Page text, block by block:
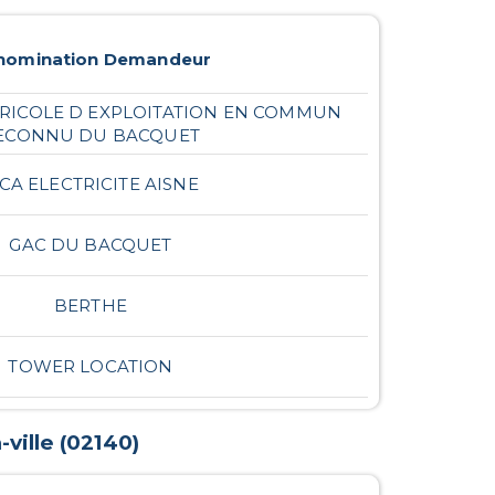
Demandeur
D EXPLOITATION EN COMMUN
DU BACQUET
ELECTRICITE AISNE
GAC DU BACQUET
BERTHE
TOWER LOCATION
ville (02140)